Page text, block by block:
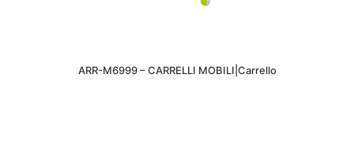
ARR-M6999 – CARRELLI MOBILI|Carrello